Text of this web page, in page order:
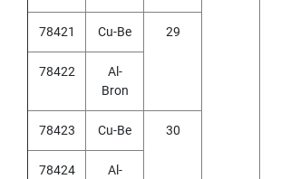
P
I
R
A
U
T
E
78421 Cu-Be 29
78422
Al-
Bron
78423 Cu-Be 30
78424
Al-